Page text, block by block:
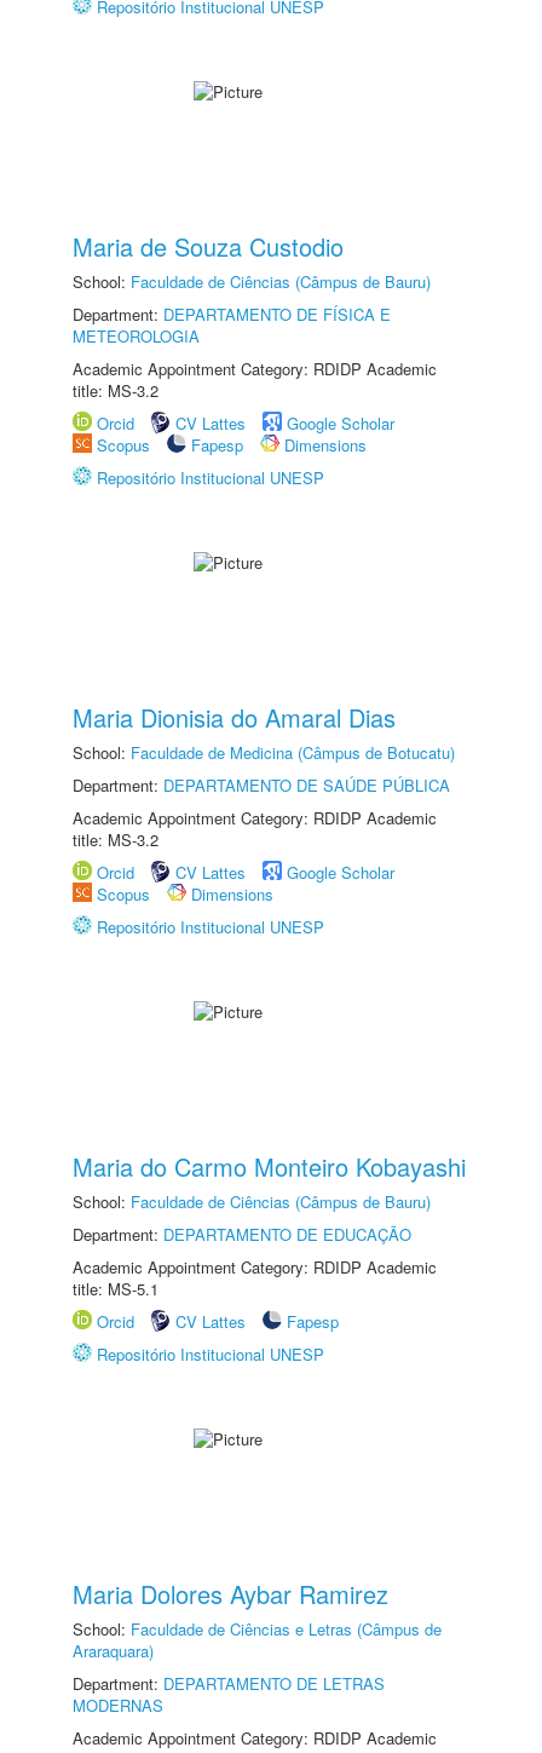
Repositório Institucional UNESP
Maria de Souza Custodio
School: Faculdade de Ciências (Câmpus de Bauru)
Department: DEPARTAMENTO DE FÍSICA E
METEOROLOGIA
Academic Appointment Category: RDIDP Academic
title: MS-3.2
Orcid
CV Lattes
Google Scholar
Scopus
Fapesp
Dimensions
Repositório Institucional UNESP
Maria Dionisia do Amaral Dias
School: Faculdade de Medicina (Câmpus de Botucatu)
Department: DEPARTAMENTO DE SAÚDE PÚBLICA
Academic Appointment Category: RDIDP Academic
title: MS-3.2
Orcid
CV Lattes
Google Scholar
Scopus
Dimensions
Repositório Institucional UNESP
Maria do Carmo Monteiro Kobayashi
School: Faculdade de Ciências (Câmpus de Bauru)
Department: DEPARTAMENTO DE EDUCAÇÃO
Academic Appointment Category: RDIDP Academic
title: MS-5.1
Orcid
CV Lattes
Fapesp
Repositório Institucional UNESP
Maria Dolores Aybar Ramirez
School: Faculdade de Ciências e Letras (Câmpus de
Araraquara)
Department: DEPARTAMENTO DE LETRAS
MODERNAS
Academic Appointment Category: RDIDP Academic